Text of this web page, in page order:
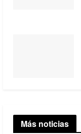
Más noticias